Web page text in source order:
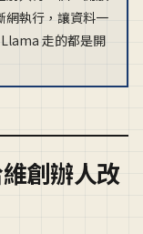
網執行，讓資料一
走的都是開
創辦人改